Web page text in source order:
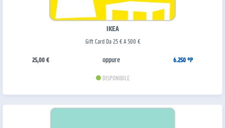
IKEA
Gift Card Da 25 € A 500 €
25,00 € oppure 6.250 °P
DISPONIBILE